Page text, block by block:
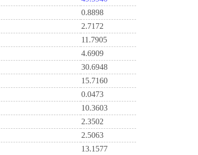
0.8898
2.7172
11.7905
4.6909
30.6948
15.7160
0.0473
10.3603
2.3502
2.5063
13.1577